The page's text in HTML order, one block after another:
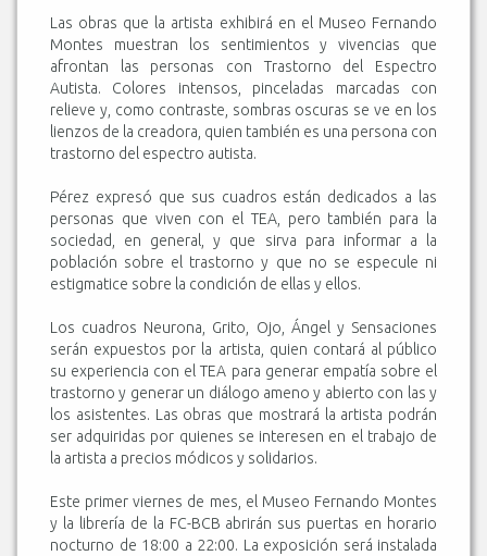
Las obras que la artista exhibirá en el Museo Fernando
Montes muestran los sentimientos y vivencias que
afrontan las personas con Trastorno del Espectro
Autista. Colores intensos, pinceladas marcadas con
relieve y, como contraste, sombras oscuras se ve en los
lienzos de la creadora, quien también es una persona con
trastorno del espectro autista.
Pérez expresó que sus cuadros están dedicados a las
personas que viven con el TEA, pero también para la
sociedad, en general, y que sirva para informar a la
población sobre el trastorno y que no se especule ni
estigmatice sobre la condición de ellas y ellos.
Los cuadros Neurona, Grito, Ojo, Ángel y Sensaciones
serán expuestos por la artista, quien contará al público
su experiencia con el TEA para generar empatía sobre el
trastorno y generar un diálogo ameno y abierto con las y
los asistentes. Las obras que mostrará la artista podrán
ser adquiridas por quienes se interesen en el trabajo de
la artista a precios módicos y solidarios.
Este primer viernes de mes, el Museo Fernando Montes
y la librería de la FC-BCB abrirán sus puertas en horario
nocturno de 18:00 a 22:00. La exposición será instalada